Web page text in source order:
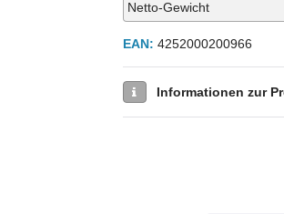
Netto-Gewicht
EAN: 4252000200966
Informationen zur